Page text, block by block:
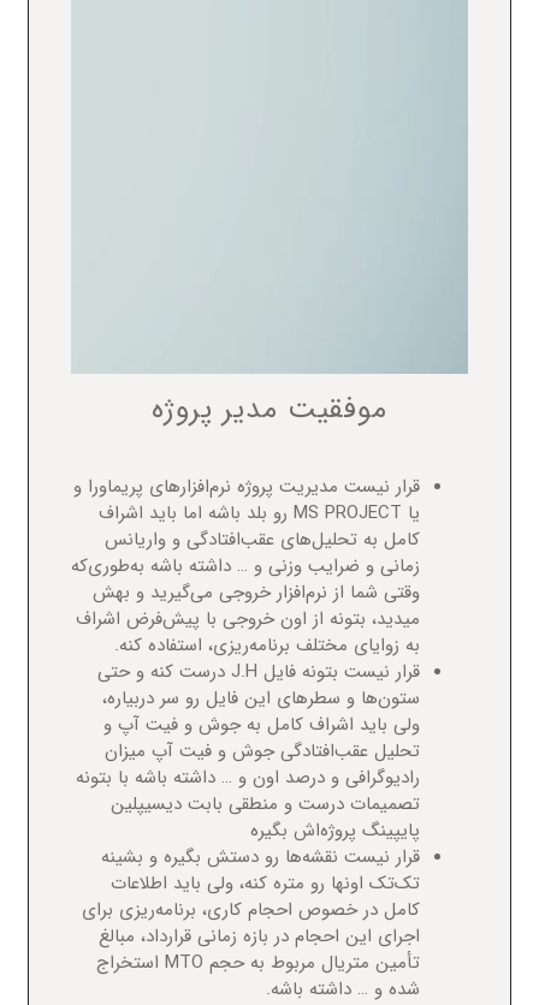
موفقیت مدیر پروژه
قرار نیست مدیریت پروژه نرم‌افزارهای پریماورا و
یا MS PROJECT رو بلد باشه اما باید اشراف
کامل به تحلیل‌های عقب‌افتادگی و واریانس
زمانی و ضرایب وزنی و … داشته باشه به‌طوری‌که
وقتی شما از نرم‌افزار خروجی می‌گیرید و بهش
میدید، بتونه از اون خروجی با پیش‌فرض اشراف
به زوایای مختلف برنامه‌ریزی، استفاده کنه.
قرار نیست بتونه فایل J.H درست کنه و حتی
ستون‌ها و سطرهای این فایل رو سر دربیاره،
ولی باید اشراف کامل به جوش و فیت آپ و
تحلیل عقب‌افتادگی جوش و فیت آپ میزان
رادیوگرافی و درصد اون و … داشته باشه با بتونه
تصمیمات درست و منطقی بابت دیسیپلین
پایپینگ پروژه‌اش بگیره
قرار نیست نقشه‌ها رو دستش بگیره و بشینه
تک‌تک اونها رو متره کنه، ولی باید اطلاعات
کامل در خصوص احجام کاری، برنامه‌ریزی برای
اجرای این احجام در بازه زمانی قرارداد، مبالغ
تأمین متریال مربوط به حجم MTO استخراج
شده و … داشته باشه.